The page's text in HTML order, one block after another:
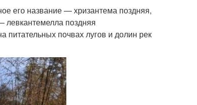
его название — хризантема поздняя,
левкантемелла поздняя
питательных почвах лугов и долин рек